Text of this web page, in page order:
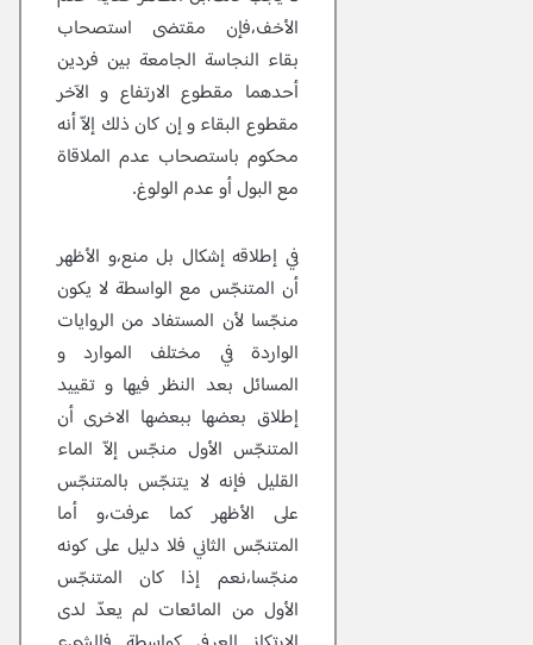
الأخف،فإن مقتضى استصحاب
بقاء النجاسة الجامعة بين فردين
أحدهما مقطوع الارتفاع و الآخر
مقطوع البقاء و إن كان ذلك إلاّ أنه
محكوم باستصحاب عدم الملاقاة
مع البول أو عدم الولوغ.
في إطلاقه إشكال بل منع،و الأظهر
أن المتنجّس مع الواسطة لا يكون
منجّسا لأن المستفاد من الروايات
الواردة في مختلف الموارد و
المسائل بعد النظر فيها و تقييد
إطلاق بعضها ببعضها الاخرى أن
المتنجّس الأول منجّس إلاّ الماء
القليل فإنه لا يتنجّس بالمتنجّس
على الأظهر كما عرفت،و أما
المتنجّس الثاني فلا دليل على كونه
منجّسا،نعم إذا كان المتنجّس
الأول من المائعات لم يعدّ لدى